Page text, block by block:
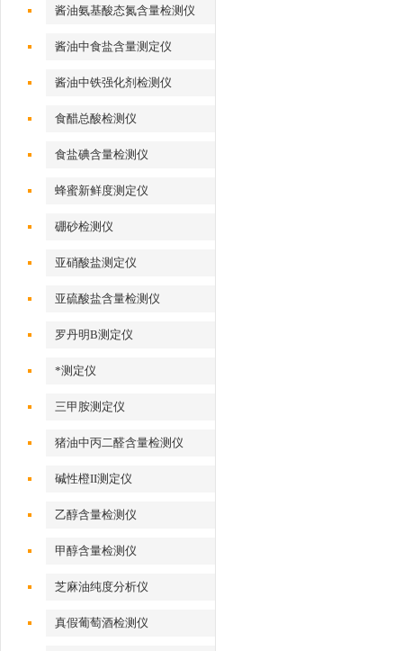
酱油氨基酸态氮含量检测仪
酱油中食盐含量测定仪
酱油中铁强化剂检测仪
食醋总酸检测仪
食盐碘含量检测仪
蜂蜜新鲜度测定仪
硼砂检测仪
亚硝酸盐测定仪
亚硫酸盐含量检测仪
罗丹明B测定仪
*测定仪
三甲胺测定仪
猪油中丙二醛含量检测仪
碱性橙II测定仪
乙醇含量检测仪
甲醇含量检测仪
芝麻油纯度分析仪
真假葡萄酒检测仪